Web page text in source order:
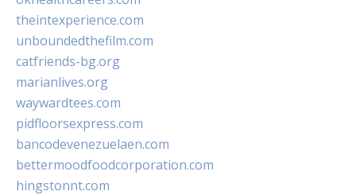
theintexperience.com
unboundedthefilm.com
catfriends-bg.org
marianlives.org
waywardtees.com
pidfloorsexpress.com
bancodevenezuelaen.com
bettermoodfoodcorporation.com
hingstonnt.com